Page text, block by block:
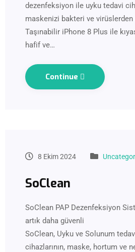
dezenfeksiyon ile uyku tedavi
maskenizi bakteri ve virüslerden
Taşınabilir iPhone 8 Plus ile
hafif ve…
Continue
8 Ekim 2024
SoClean
SoClean PAP Dezenfeksiyon
artık daha güvenli
SoClean, Uyku ve Solunum
cihazlarının, maske, hortum ve